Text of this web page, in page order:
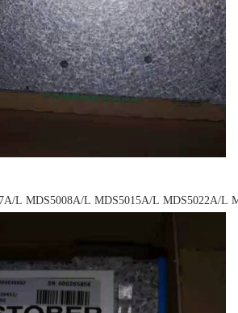
L MDS5008A/L MDS5015A/L MDS5022A/